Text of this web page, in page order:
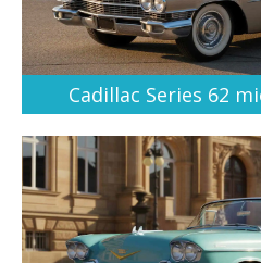
Cadillac Series 62